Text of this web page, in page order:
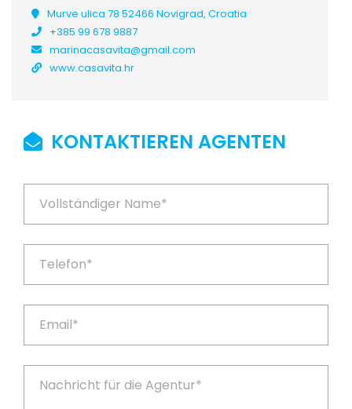
Murve ulica 78 52466 Novigrad, Croatia
+385 99 678 9887
marinacasavita@gmail.com
www.casavita.hr
KONTAKTIEREN AGENTEN